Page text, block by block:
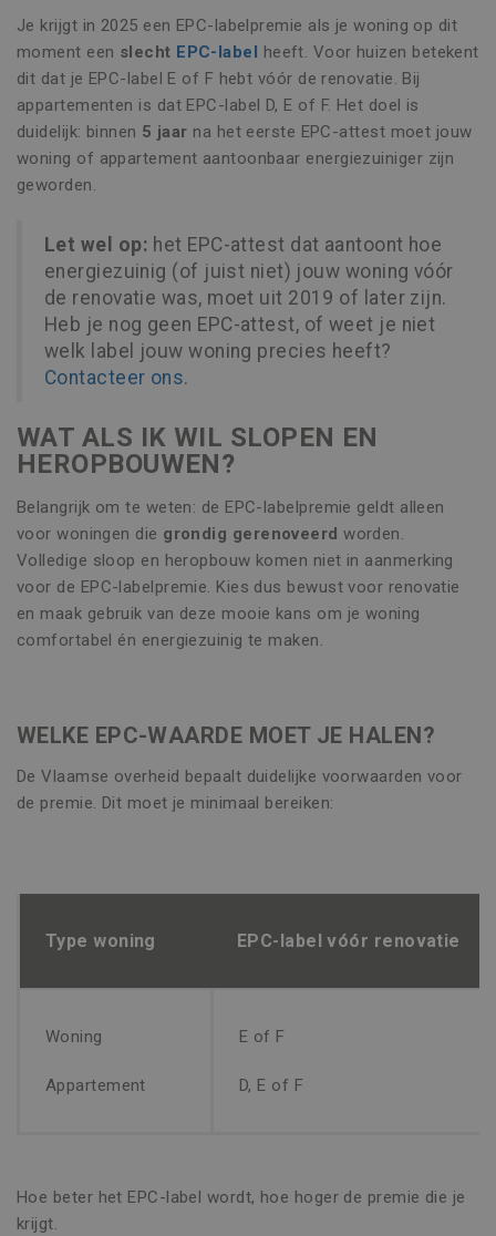
Je krijgt in 2025 een EPC-labelpremie als je woning op dit
moment een slecht EPC-label
heeft. Voor huizen betekent
dit dat je EPC-label E of F hebt vóór de renovatie. Bij
appartementen is dat EPC-label D, E of F. Het doel is
duidelijk: binnen 5 jaar na het eerste EPC-attest moet jouw
woning of appartement aantoonbaar energiezuiniger zijn
geworden.
Let wel op: het EPC-attest dat aantoont hoe
energiezuinig (of juist niet) jouw woning vóór
de renovatie was, moet uit 2019 of later zijn.
Heb je nog geen EPC-attest, of weet je niet
welk label jouw woning precies heeft?
Contacteer ons.
WAT ALS IK WIL SLOPEN EN
HEROPBOUWEN?
Belangrijk om te weten: de EPC-labelpremie geldt alleen
voor woningen die grondig gerenoveerdworden.
Volledige sloop en heropbouw komen niet in aanmerking
voor de EPC-labelpremie. Kies dus bewust voor renovatie
en maak gebruik van deze mooie kans om je woning
comfortabel én energiezuinig te maken.
WELKE EPC-WAARDE MOET JE HALEN?
De Vlaamse overheid bepaalt duidelijke voorwaarden voor
de premie. Dit moet je minimaal bereiken:
Type woning EPC-label vóór renovatie
Woning E of F
Appartement D, E of F
Hoe beter het EPC-label wordt, hoe hoger de premie die je
krijgt.